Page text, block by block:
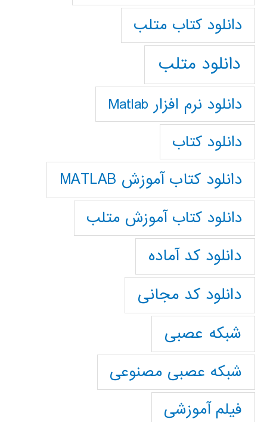
دانلود كتاب متلب
دانلود متلب
دانلود نرم افزار Matlab
دانلود کتاب
دانلود کتاب آموزش MATLAB
دانلود کتاب آموزش متلب
دانلود کد آماده
دانلود کد مجانی
شبکه عصبی
شبکه عصبی مصنوعی
فیلم آموزشی